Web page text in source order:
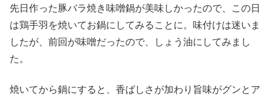
先日作った豚バラ焼き味噌鍋が美味しかったので、この日
は鶏手羽を焼いてお鍋にしてみることに。味付けは迷いま
したが、前回が味噌だったので、しょう油にしてみまし
た。
焼いてから鍋にすると、香ばしさが加わり旨味がグンとア